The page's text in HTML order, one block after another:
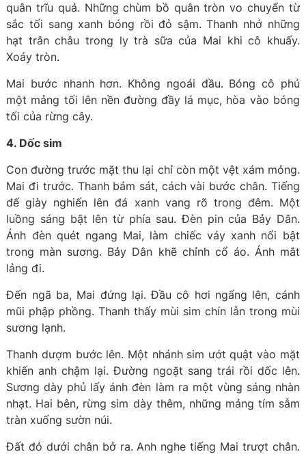
quân trĩu quả. Những chùm bồ quân tròn vo chuyển từ
sắc tối sang xanh bóng rồi đỏ sậm. Thanh nhớ những
hạt trân châu trong ly trà sữa của Mai khi cô khuấy.
Xoáy tròn.
Mai bước nhanh hơn. Không ngoái đầu. Bóng cô phủ
một mảng tối lên nền đường đầy lá mục, hòa vào bóng
tối của rừng cây.
4. Dốc sim
Con đường trước mặt thu lại chỉ còn một vệt xám mỏng.
Mai đi trước. Thanh bám sát, cách vài bước chân. Tiếng
đế giày nghiến lên đá xanh vang rõ trong đêm. Một
luồng sáng bật lên từ phía sau. Đèn pin của Bảy Dân.
Ánh đèn quét ngang Mai, làm chiếc váy xanh nổi bật
trong màn sương. Bảy Dân khẽ chỉnh cổ áo. Ánh mắt
lảng đi.
Đến ngã ba, Mai đứng lại. Đầu cô hơi ngẩng lên, cánh
mũi phập phồng. Thanh thấy mùi sim chín lẫn trong mùi
sương lạnh.
Thanh dượm bước lên. Một nhánh sim ướt quật vào mặt
khiến anh chậm lại. Đường ngoặt sang trái rồi dốc lên.
Sương dày phủ lấy ánh đèn làm ra một vùng sáng nhàn
nhạt. Hai bên, rừng sim dày thêm, những mảng tím sẫm
tràn xuống sườn núi.
Đất đỏ dưới chân bở ra. Anh nghe tiếng Mai trượt chân.